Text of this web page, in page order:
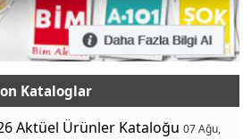
Kataloglar
Aktüel Ürünler Kataloğu 07 Ağu,